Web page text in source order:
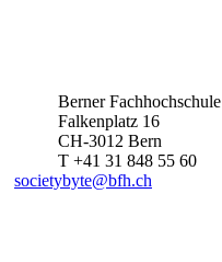
Berner Fachhochschule
Falkenplatz 16
CH-3012 Bern
T +41 31 848 55 60
societybyte@bfh.ch